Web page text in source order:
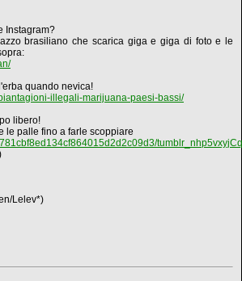
Instagram?
brasiliano che scarica giga e giga di foto e le
quando nevica!
illegali-marijuana-paesi-bassi/
libero!
le palle fino a farle scoppiare
Lelev*)